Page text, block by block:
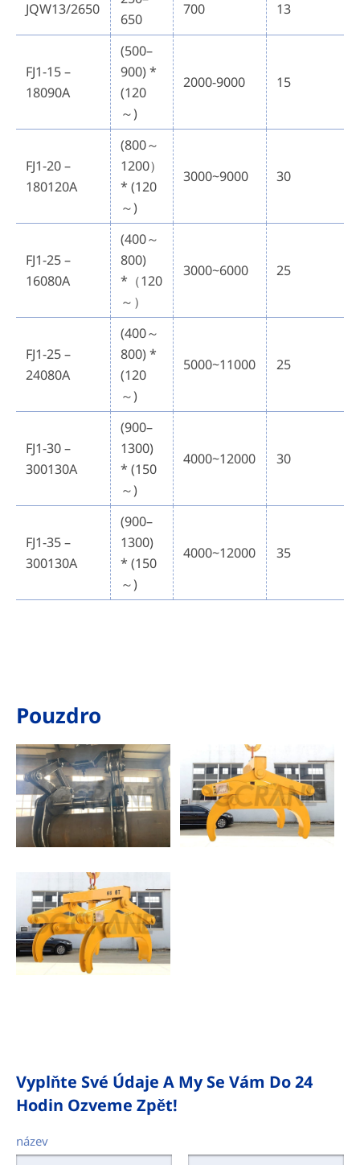
JQW13/2650
650
700 13
FJ1-15 –
18090A
(500–
900) *
(120
～)
2000-9000 15
FJ1-20 –
180120A
(800～
1200）
* (120
～)
3000~9000 30
FJ1-25 –
16080A
(400～
800)
*（120
～）
3000~6000 25
FJ1-25 –
24080A
(400～
800) *
(120
～)
5000~11000 25
FJ1-30 –
300130A
(900–
1300)
* (150
～)
4000~12000 30
FJ1-35 –
300130A
(900–
1300)
* (150
～)
4000~12000 35
Pouzdro
Vyplňte Své Údaje A My Se Vám Do 24
Hodin Ozveme Zpět!
název